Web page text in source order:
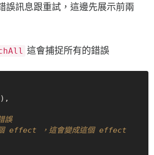
誤訊息跟重試，這邊先展示前兩
這會捕捉所有的錯誤
誤
effect ，這會變成這個 effect